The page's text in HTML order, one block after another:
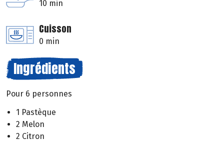
10 min
Cuisson
0 min
Ingrédients
Pour 6 personnes
1 Pastèque
2 Melon
2 Citron